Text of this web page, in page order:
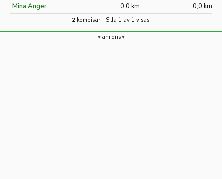
2kompisar - Sida 1 av 1 visas.
Mina Anger
0,0 km 0,0 km
annons